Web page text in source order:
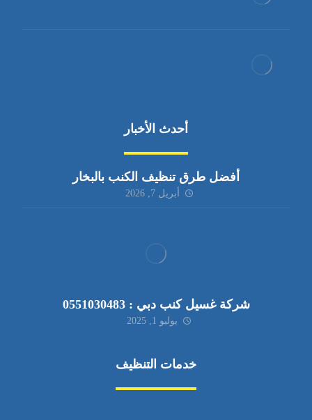
أحدث الأخبار
أفضل طرق تنظيف الكنب بالبخار
أبريل 7, 2026
شركة غسيل كنب دبي : 0551030483
يوليو 1, 2025
خدمات التنظيف